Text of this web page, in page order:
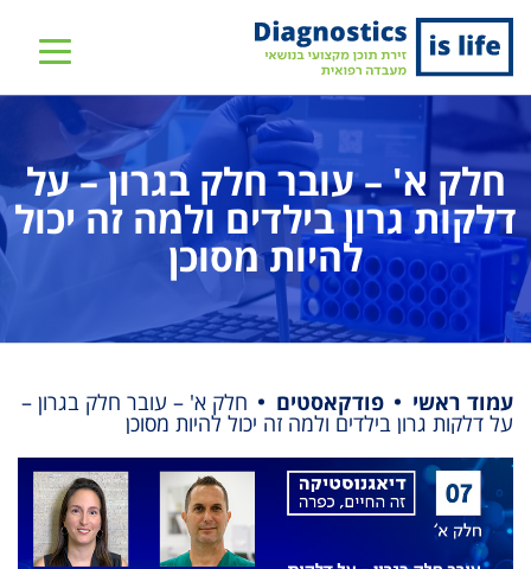
שִׂים
בְּאֲתָר
מֻפְעֶלֶת
מַעֲרֶכֶת
נָגִישׁ
בִּקְלִיק
הַמְּסַיַּעַת
לִנְגִישׁוּת
הָאֲתָר.
חלק א' – עובר חלק בגרון – על
דלקות גרון בילדים ולמה זה יכול
להיות מסוכן
עמוד ראשי פודקאסטים חלק א' – עובר חלק בגרון –
על דלקות גרון בילדים ולמה זה יכול להיות מסוכן